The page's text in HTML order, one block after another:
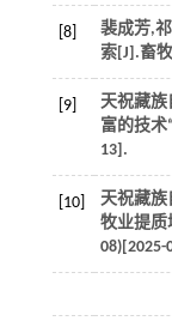
[8]
裴成芳,
索[J].畜
[9]
天祝藏族
富的技术
13].
[10]
天祝藏族
牧业提质
08)[2025-